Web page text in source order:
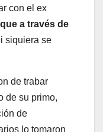
con el ex
a través de
siquiera se
de trabar
de su primo,
de
lo tomaron